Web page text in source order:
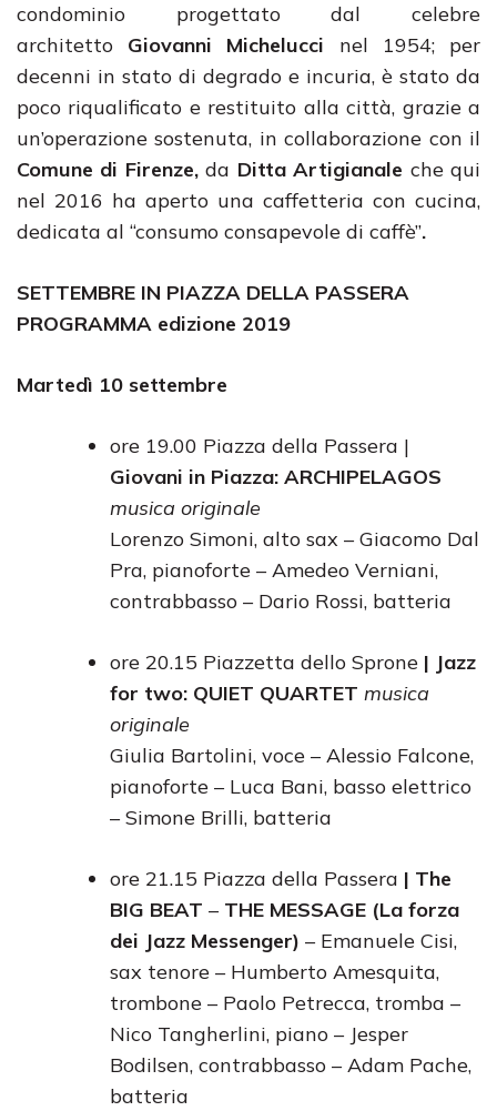
condominio progettato dal celebre
architetto Giovanni Michelucci nel 1954; per
decenni in stato di degrado e incuria, è stato da
poco riqualificato e restituito alla città, grazie a
un’operazione sostenuta, in collaborazione con il
Comune di Firenze,da DittaArtigianale che qui
nel 2016 ha aperto una caffetteria con cucina,
dedicata al “consumo consapevole di caffè”.
SETTEMBRE IN PIAZZA DELLA PASSERA
PROGRAMMA edizione 2019
Martedì 10 settembre
ore 19.00 Piazza della Passera |
Giovani in Piazza: ARCHIPELAGOS
musica originale
Lorenzo Simoni, alto sax – Giacomo Dal
Pra, pianoforte – Amedeo Verniani,
contrabbasso – Dario Rossi, batteria
ore 20.15 Piazzetta dello Sprone | Jazz
for two: QUIET QUARTET musica
originale
Giulia Bartolini, voce – Alessio Falcone,
pianoforte – Luca Bani, basso elettrico
– Simone Brilli, batteria
ore 21.15 Piazza della Passera | The
BIG BEAT – THE MESSAGE (La forza
dei Jazz Messenger) – Emanuele Cisi,
sax tenore – Humberto Amesquita,
trombone – Paolo Petrecca, tromba –
Nico Tangherlini, piano – Jesper
Bodilsen, contrabbasso – Adam Pache,
batteria